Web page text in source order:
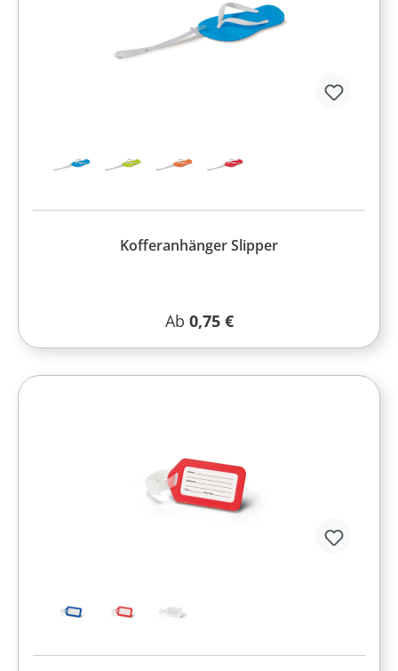
Kofferanhänger Slipper
Regulärer Preis:
Ab 0,75 €